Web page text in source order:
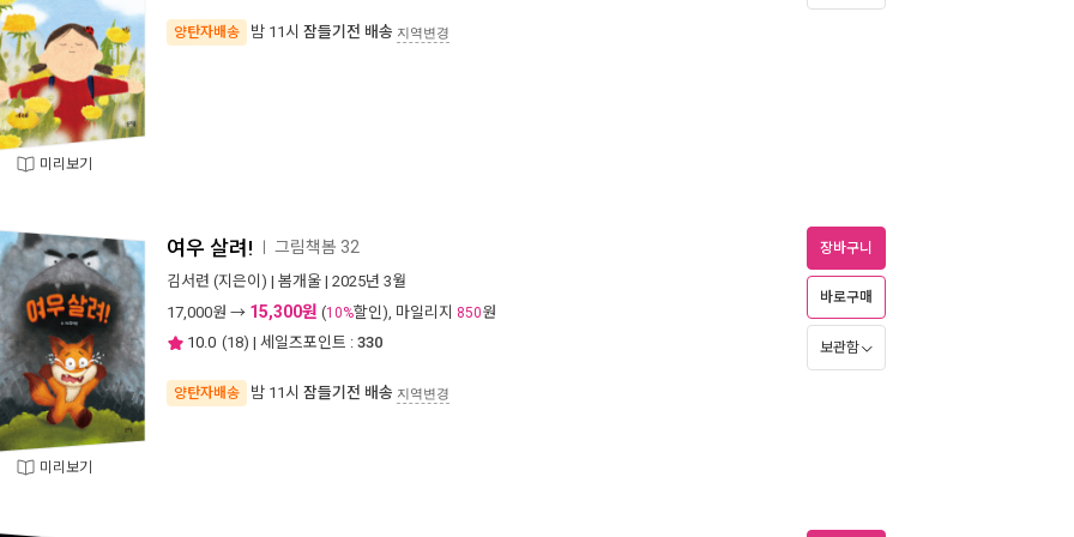
미리보기
양탄자배송 밤 11시 잠들기전 배송 지역변경
미리보기
여우 살려! 그림책봄 32
김서련 (지은이) | 봄개울 | 2025년 3월
17,000원 → 15,300원 (10%할인), 마일리지 850원
10.0 (18) | 세일즈포인트 : 330
양탄자배송 밤 11시 잠들기전 배송 지역변경
장바구니
바로구매
보관함